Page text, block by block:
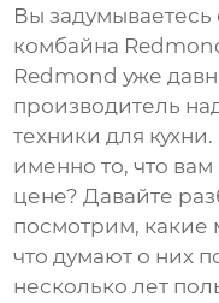
Вы
комбайна
Redmond уже
производитель
техники для
именно то, что
цене? Давайте
посмотрим, какие
что думают о них
несколько лет